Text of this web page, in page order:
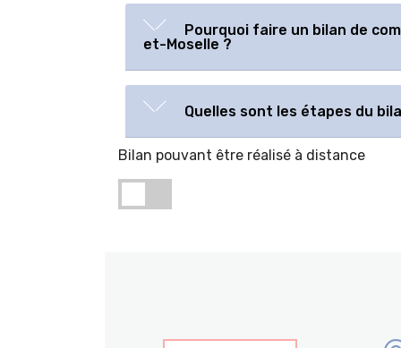
Pourquoi faire un bilan de
et-Moselle ?
Quelles sont les étapes du
Bilan pouvant être réalisé à distance